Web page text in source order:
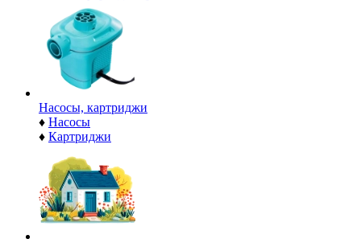
Насосы, картриджи
♦ Насосы
♦ Картриджи